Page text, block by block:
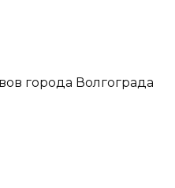
города Волгограда